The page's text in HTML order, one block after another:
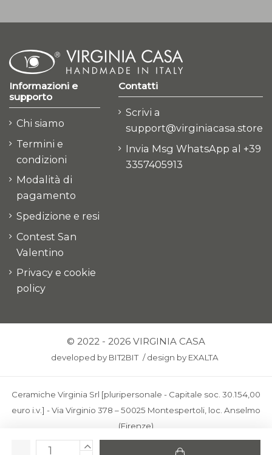
Informazioni e
supporto
Chi siamo
Termini e
condizioni
Modalità di
pagamento
Spedizione e resi
Contest San
Valentino
Privacy e cookie
policy
Contatti
Scrivi a
support@virginiacasa.store
Invia Msg WhatsApp al +39
3357405913
© 2022 - 2026 VIRGINIA CASA
developed by BIT2BIT /design by EXALTA
Ceramiche Virginia Srl [pluripersonale - Capitale soc. 30.154,00
euro i.v.] - Via Virginio 378 – 50025 Montespertoli, loc. Anselmo
(Firenze)
C.F. e P.IVA: IT00436100481 - REA: FI-227733 - PEC: